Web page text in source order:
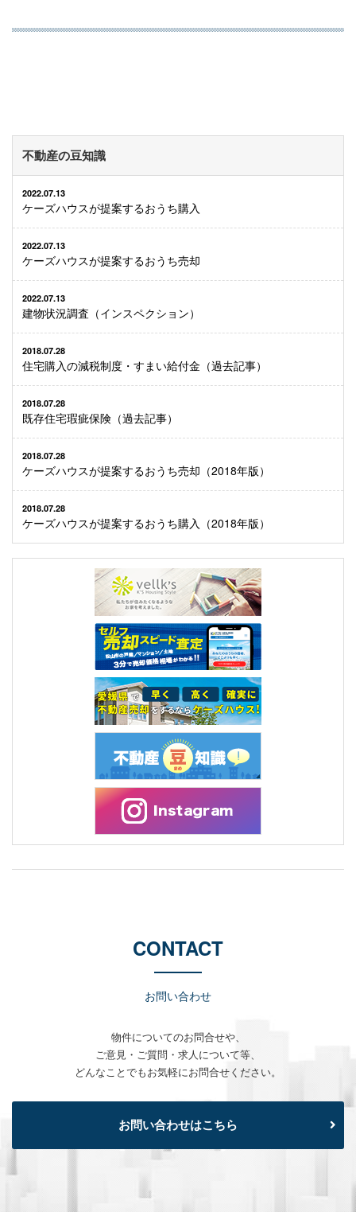
不動産の豆知識
2022.07.13
ケーズハウスが提案するおうち購入
2022.07.13
ケーズハウスが提案するおうち売却
2022.07.13
建物状況調査（インスペクション）
2018.07.28
住宅購入の減税制度・すまい給付金（過去記事）
2018.07.28
既存住宅瑕疵保険（過去記事）
2018.07.28
ケーズハウスが提案するおうち売却（2018年版）
2018.07.28
ケーズハウスが提案するおうち購入（2018年版）
CONTACT
お問い合わせ
物件についてのお問合せや、
ご意見・ご質問・求人について等、
どんなことでもお気軽にお問合せください。
お問い合わせはこちら